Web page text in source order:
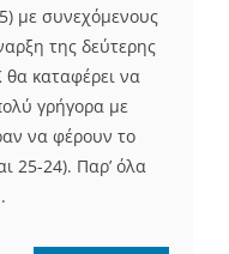
με συνεχόμενους
της δεύτερης
καταφέρει να
γρήγορα με
να φέρουν το
25-24). Παρ’ όλα